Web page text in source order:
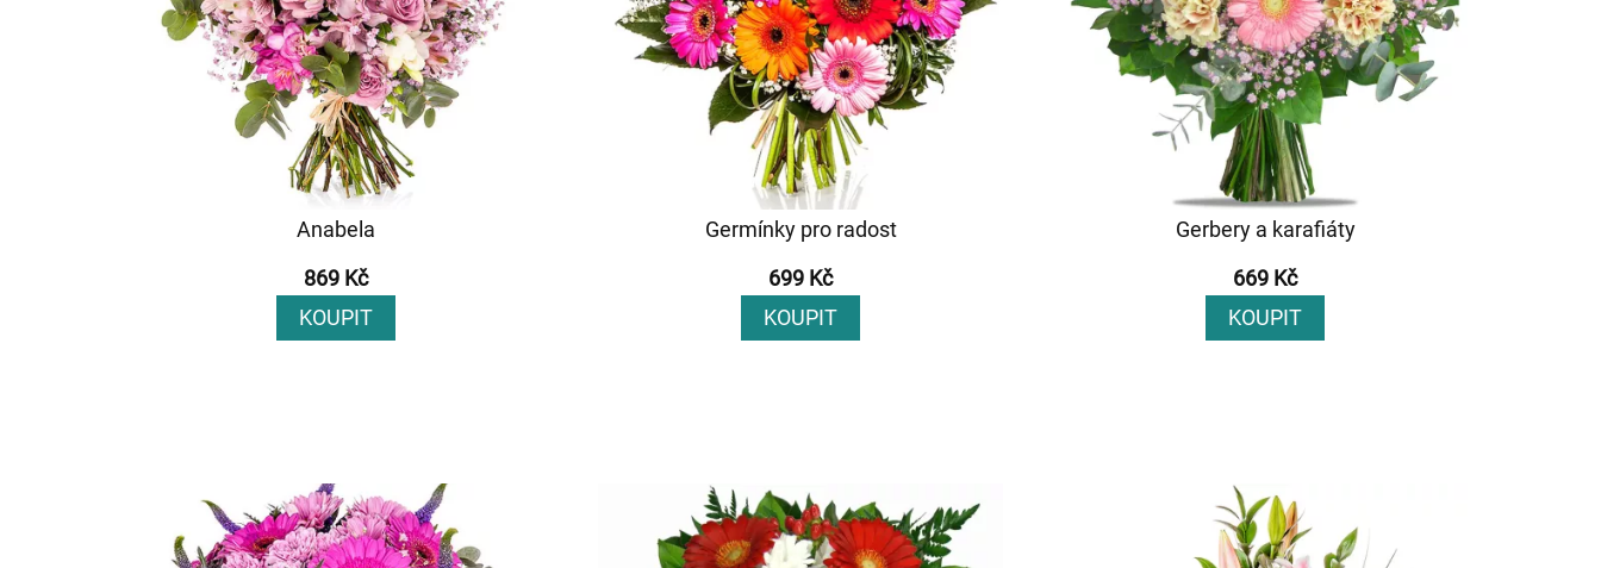
Anabela
869 Kč
KOUPIT
Germínky pro radost
699 Kč
KOUPIT
Gerbery a karafiáty
669 Kč
KOUPIT